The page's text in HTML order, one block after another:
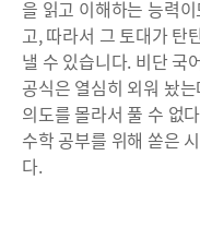
을 읽고 이해하는 능력
고, 따라서 그 토대가 탄
낼 수 있습니다. 비단 국
공식은 열심히 외워 놨
의도를 몰라서 풀 수 없
수학 공부를 위해 쏟은
다.